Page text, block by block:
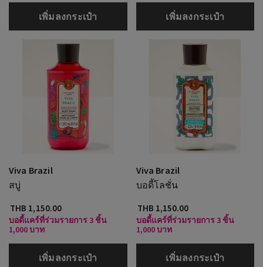
เพิ่มลงกระเป๋า เพิ่มลงกระเป๋า
Viva Brazil
สบู่
THB 1,150.00
บอดี้แคร์ที่ร่วมรายการ 3 ชิ้น
1,000 บาท
เพิ่มลงกระเป๋า
Viva Brazil
บอดี้โลชั่น
THB 1,150.00
บอดี้แคร์ที่ร่วมรายการ 3 ชิ้น
1,000 บาท
เพิ่มลงกระเป๋า